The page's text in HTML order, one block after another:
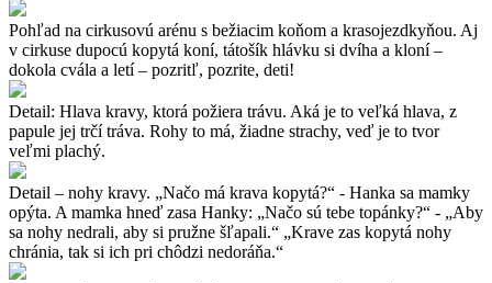
Pohľad na cirkusovú arénu s bežiacim koňom a krasojezdkyňou. Aj
v cirkuse dupocú kopytá koní, tátošík hlávku si dvíha a kloní –
dokola cvála a letí – pozritľ, pozrite, deti!
Detail: Hlava kravy, ktorá požiera trávu. Aká je to veľká hlava, z
papule jej trčí tráva. Rohy to má, žiadne strachy, veď je to tvor
veľmi plachý.
Detail – nohy kravy. „Načo má krava kopytá?“ - Hanka sa mamky
opýta. A mamka hneď zasa Hanky: „Načo sú tebe topánky?“ - „Aby
sa nohy nedrali, aby si pružne šľapali.“ „Krave zas kopytá nohy
chránia, tak si ich pri chôdzi nedoráňa.“